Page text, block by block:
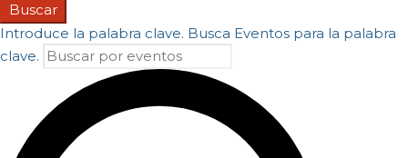
Buscar
Introduce la palabra clave. Busca Eventos para la palabra
clave.